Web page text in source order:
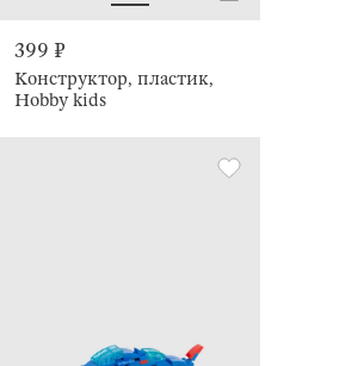
399 ₽
Конструктор, пластик,
Hobby kids